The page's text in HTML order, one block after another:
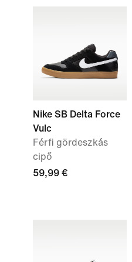
Nike SB Delta Force
Vulc
Férfi gördeszkás
cipő
59,99 €